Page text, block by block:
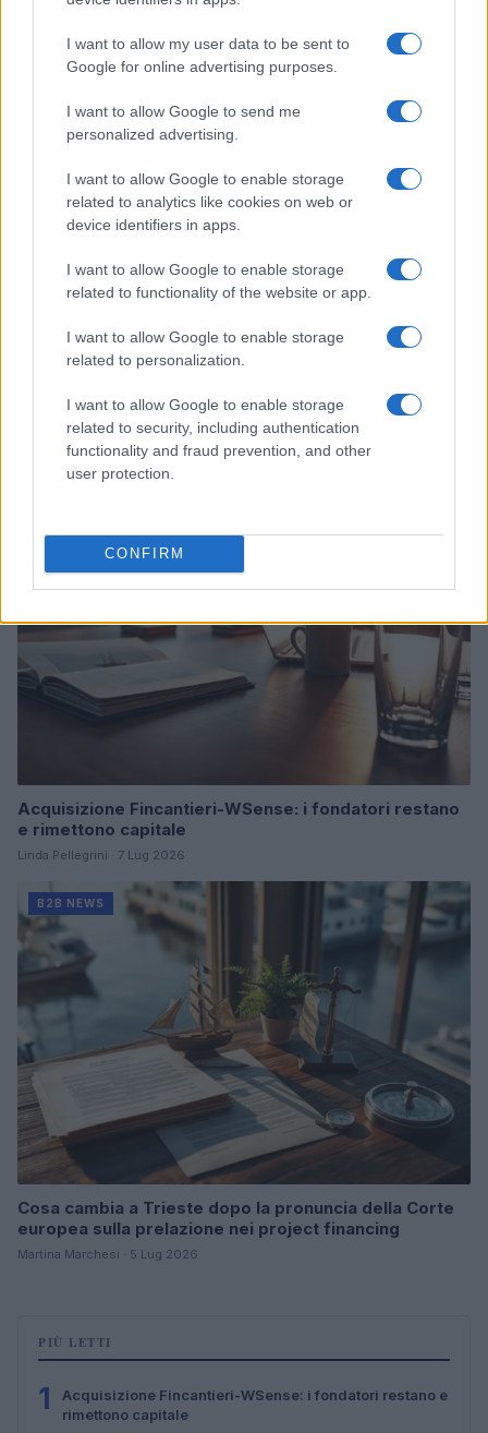
I want to allow my user data to be sent to
Google for online advertising purposes.
I want to allow Google to send me
personalized advertising.
I want to allow Google to enable storage
related to analytics like cookies on web or
device identifiers in apps.
I want to allow Google to enable storage
related to functionality of the website or app.
I want to allow Google to enable storage
related to personalization.
I want to allow Google to enable storage
related to security, including authentication
functionality and fraud prevention, and other
user protection.
CONFIRM
Continua a leggere
B2B NEWS
Ripensare le tecnologie umanitarie oltre i criteri dei
donatori
Martina Marchesi · 10 Lug 2026
Acquisizione Fincantieri-WSense: i fondatori restano
e rimettono capitale
Linda Pellegrini · 7 Lug 2026
B2B NEWS
Cosa cambia a Trieste dopo la pronuncia della Corte
europea sulla prelazione nei project financing
Martina Marchesi · 5 Lug 2026
PIÙ LETTI
1
Acquisizione Fincantieri-WSense: i fondatori restano e
rimettono capitale